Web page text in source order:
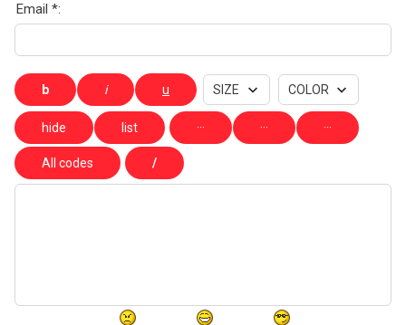
Email *: